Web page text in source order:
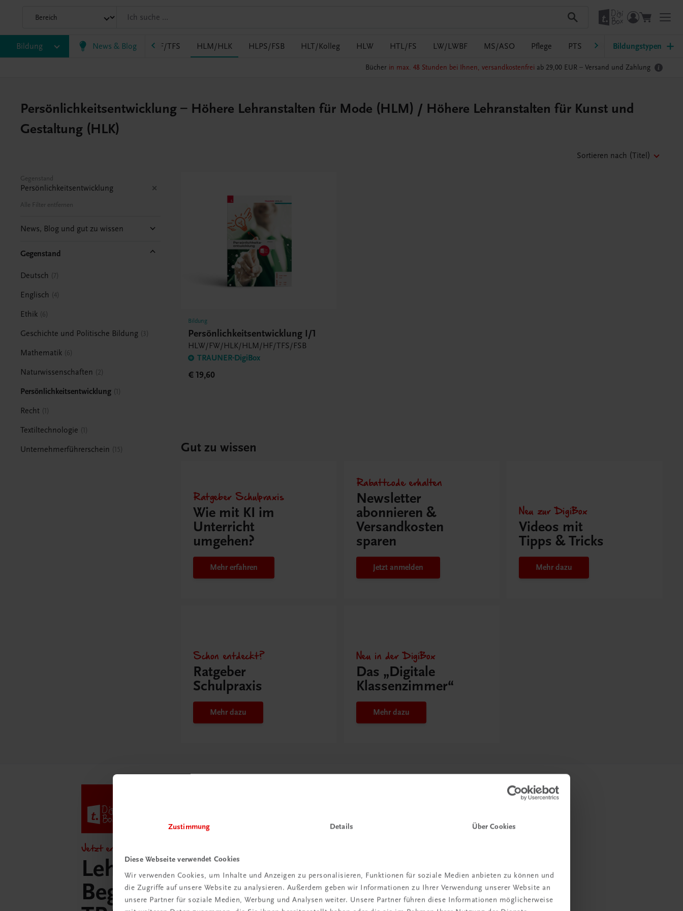
Zustimmung Details Über Cookies
Diese Webseite verwendet Cookies
Wir verwenden Cookies, um Inhalte und Anzeigen zu personalisieren, Funktionen für soziale Medien anbieten zu können und
die Zugriffe auf unsere Website zu analysieren. Außerdem geben wir Informationen zu Ihrer Verwendung unserer Website an
unsere Partner für soziale Medien, Werbung und Analysen weiter. Unsere Partner führen diese Informationen möglicherweise
Bildung News & Blog
EWF/ZWF HAK HAS HF/TFS HLM/HLK HLPS/FSB HLT/Kolleg HLW HTL/FS LW/LWBF MS/ASO Pflege PTS Südtirol Ratgeber
Bildungstypen
Bücher in max. 48 Stunden bei Ihnen, versandkostenfrei ab 29,00 EUR – Versand und Zahlung
Persönlichkeitsentwicklung – Höhere Lehranstalten für Mode (HLM) / Höhere Lehranstalten für Kunst und
Gestaltung (HLK)
Sortieren nach (Titel)
Gegenstand
Persönlichkeitsentwicklung
Alle Filter entfernen
News, Blog und gut zu wissen
Gegenstand
Deutsch 7
Englisch 4
Ethik 6
Geschichte und Politische Bildung 3
Mathematik 6
Naturwissenschaften 2
Persönlichkeitsentwicklung 1
Recht 1
Textiltechnologie 1
Unternehmerführerschein 15
Bildung
Persönlichkeitsentwicklung I/1
HLW/FW/HLK/HLM/HF/TFS/FSB
TRAUNER-DigiBox
€ 19,60
Gut zu wissen
Ratgeber Schulpraxis
Wie mit KI im
Unterricht
umgehen?
Mehr erfahren
Rabattcode erhalten
Newsletter
abonnieren &
Versandkosten
sparen
Jetzt anmelden
Neu zur DigiBox
Videos mit
Tipps & Tricks
Mehr dazu
Schon entdeckt?
Ratgeber
Schulpraxis
Mehr dazu
Neu in der DigiBox
Das „Digitale
Klassenzimmer“
Mehr dazu
Jetzt entdecken!
Lehrer/innen-
Begleitpakete in der